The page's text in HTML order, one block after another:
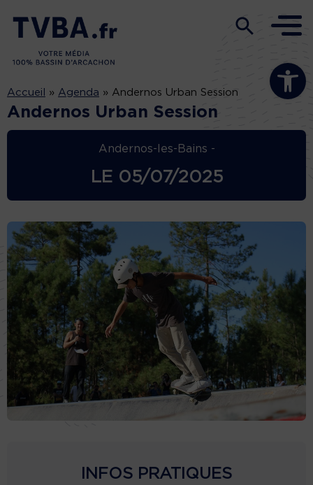
Ouvrir la
Accueil » Agenda » Andernos Urban Session
Andernos Urban Session
Andernos-les-Bains -
LE 05/07/2025
INFOS PRATIQUES